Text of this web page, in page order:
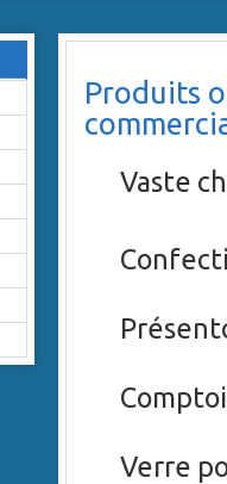
Produits
Vaste
Verre